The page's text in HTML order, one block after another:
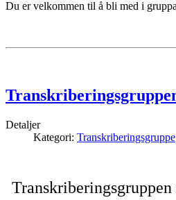
Du er velkommen til å bli med i
Detaljer
Kategori: Transkriberingsgruppe